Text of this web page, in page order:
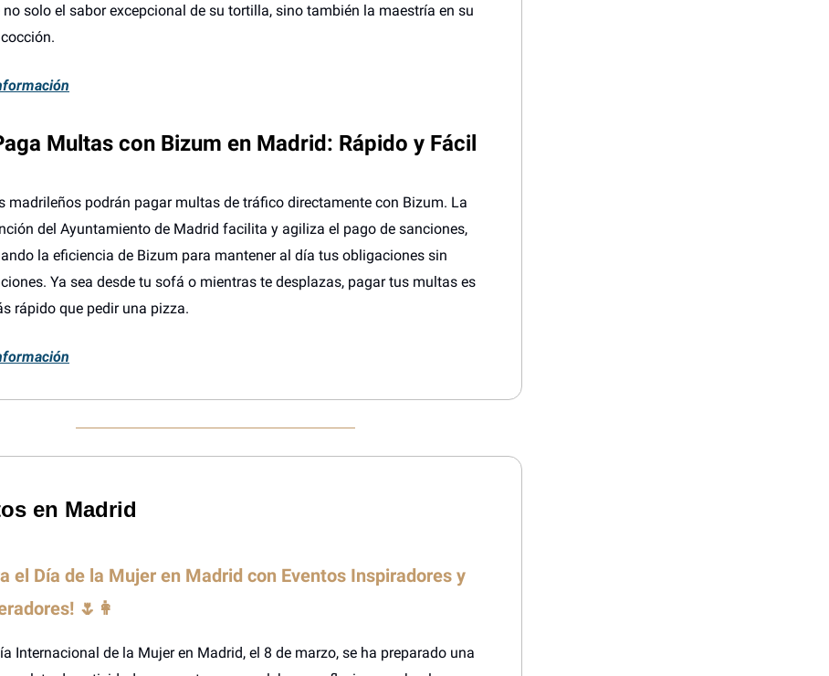
no solo el sabor excepcional de su tortilla, sino también la maestría en su
Multas con Bizum en Madrid: Rápido y Fácil
madrileños podrán pagar multas de tráfico directamente con Bizum. La
del Ayuntamiento de Madrid facilita y agiliza el pago de sanciones,
la eficiencia de Bizum para mantener al día tus obligaciones sin
Ya sea desde tu sofá o mientras te desplazas, pagar tus multas es
rápido que pedir una pizza.
en Madrid
el Día de la Mujer en Madrid con Eventos Inspiradores y
🌷👩
Internacional de la Mujer en Madrid, el 8 de marzo, se ha preparado una